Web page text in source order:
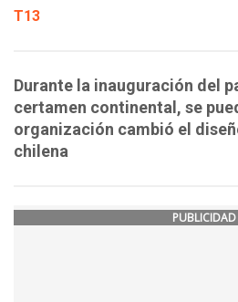
T13
Durante la inauguración del
certamen continental, se
organización cambió el
chilena
PUBLICIDAD